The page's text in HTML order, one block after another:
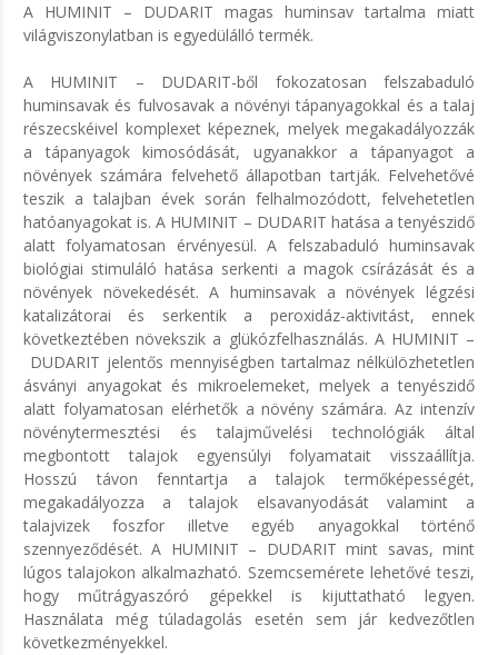
A HUMINIT – DUDARIT magas huminsav tartalma miatt
világviszonylatban is egyedülálló termék.
A HUMINIT – DUDARIT-ből fokozatosan felszabaduló
huminsavak és fulvosavak a növényi tápanyagokkal és a talaj
részecskéivel komplexet képeznek, melyek megakadályozzák
a tápanyagok kimosódását, ugyanakkor a tápanyagot a
növények számára felvehető állapotban tartják. Felvehetővé
teszik a talajban évek során felhalmozódott, felvehetetlen
hatóanyagokat is. A HUMINIT – DUDARIT hatása a tenyészidő
alatt folyamatosan érvényesül. A felszabaduló huminsavak
biológiai stimuláló hatása serkenti a magok csírázását és a
növények növekedését. A huminsavak a növények légzési
katalizátorai és serkentik a peroxidáz-aktivitást, ennek
következtében növekszik a glükózfelhasználás. A HUMINIT –
DUDARIT jelentős mennyiségben tartalmaz nélkülözhetetlen
ásványi anyagokat és mikroelemeket, melyek a tenyészidő
alatt folyamatosan elérhetők a növény számára. Az intenzív
növénytermesztési és talajművelési technológiák által
megbontott talajok egyensúlyi folyamatait visszaállítja.
Hosszú távon fenntartja a talajok termőképességét,
megakadályozza a talajok elsavanyodását valamint a
talajvizek foszfor illetve egyéb anyagokkal történő
szennyeződését. A HUMINIT – DUDARIT mint savas, mint
lúgos talajokon alkalmazható. Szemcsemérete lehetővé teszi,
hogy műtrágyaszóró gépekkel is kijuttatható legyen.
Használata még túladagolás esetén sem jár kedvezőtlen
következményekkel.